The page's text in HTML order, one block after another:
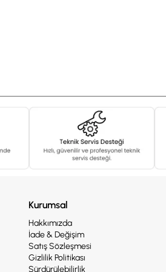
Kurumsal
Hakkımızda
İade & Değişim
Satış Sözleşmesi
Gizlilik Politikası
Sürdürülebilirlik